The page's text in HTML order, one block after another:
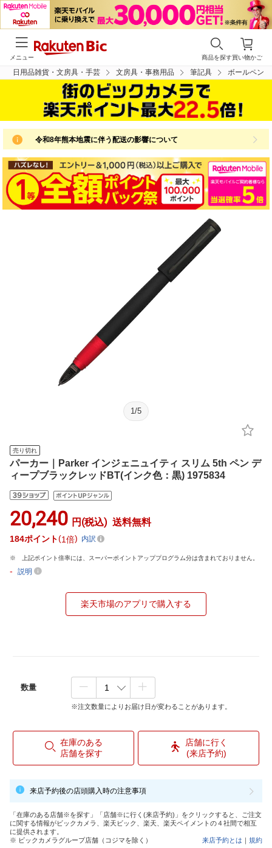
買い物かご
商品を探す
メニュー
日用品雑貨・文房具・手芸 文房具・事務用品 筆記具 ボールペン
令和8年熊本地震に伴う配送の影響について
1 /5
売り切れ
パーカー｜Parker インジェニュイティ スリム 5th ペン デ
ィープブラックレッドBT(インク色：黒) 1975834
20,240 円(税込) 送料無料
184ポイント 1倍 内訳
上記ポイント倍率には、スーパーポイントアッププログラム分は含まれておりません。
- 説明
楽天市場のアプリで購入する
数量
※注文数量によりお届け日が変わることがあります。
在庫のある
店舗を探す
店舗に行く
(来店予約)
来店予約後の店頭購入時の注意事項
「在庫のある店舗※を探す」「店舗※に行く(来店予約)」をクリックすると、ご注文
に関する情報がビックカメラ、楽天ビック、楽天、楽天ペイメントの４社間で相互
に提供されます。
※ ビックカメラグループ店舗（コジマを除く）
来店予約とは ｜ 規約